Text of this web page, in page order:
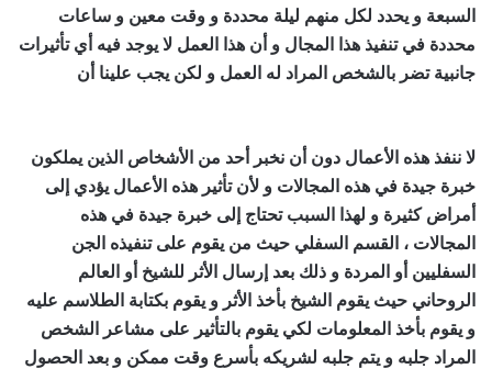
السبعة و يحدد لكل منهم ليلة محددة و وقت معين و ساعات
محددة في تنفيذ هذا المجال و أن هذا العمل لا يوجد فيه أي تأثيرات
جانبية تضر بالشخص المراد له العمل و لكن يجب علينا أن
لا ننفذ هذه الأعمال دون أن نخبر أحد من الأشخاص الذين يملكون
خبرة جيدة في هذه المجالات و لأن تأثير هذه الأعمال يؤدي إلى
أمراض كثيرة و لهذا السبب تحتاج إلى خبرة جيدة في هذه
المجالات ، القسم السفلي حيث من يقوم على تنفيذه الجن
السفليين أو المردة و ذلك بعد إرسال الأثر للشيخ أو العالم
الروحاني حيث يقوم الشيخ بأخذ الأثر و يقوم بكتابة الطلاسم عليه
و يقوم بأخذ المعلومات لكي يقوم بالتأثير على مشاعر الشخص
المراد جلبه و يتم جلبه لشريكه بأسرع وقت ممكن و بعد الحصول